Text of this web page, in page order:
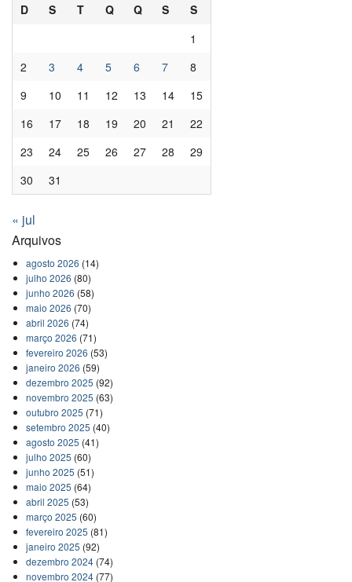
D S T Q Q S
S
1
2
3 4 5 6 7
8
9
10 11 12 13 14
15
16
17 18 19 20 21
22
23
24 25 26 27 28
29
30
31
« jul
Arquivos
agosto 2026 (14)
julho 2026 (80)
junho 2026 (58)
maio 2026 (70)
abril 2026 (74)
março 2026 (71)
fevereiro 2026 (53)
janeiro 2026 (59)
dezembro 2025 (92)
novembro 2025 (63)
outubro 2025 (71)
setembro 2025 (40)
agosto 2025 (41)
julho 2025 (60)
junho 2025 (51)
maio 2025 (64)
abril 2025 (53)
março 2025 (60)
fevereiro 2025 (81)
janeiro 2025 (92)
dezembro 2024(74)
novembro 2024(77)